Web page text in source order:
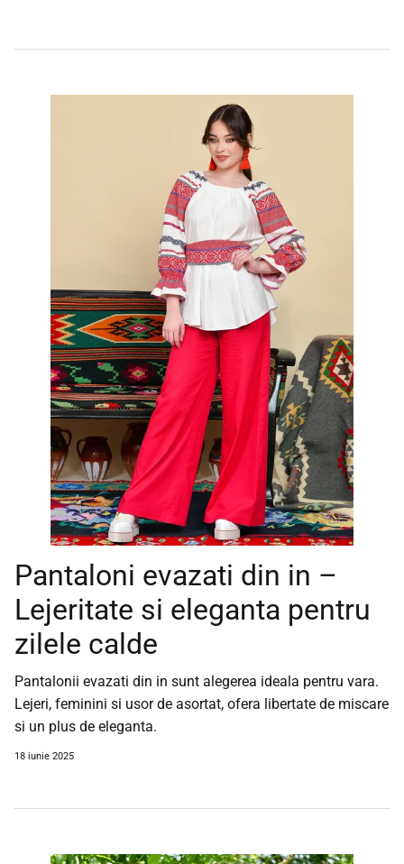
Pantaloni evazati din in –
Lejeritate si eleganta pentru
zilele calde
Pantalonii evazati din in sunt alegerea ideala pentru vara.
Lejeri, feminini si usor de asortat, ofera libertate de miscare
si un plus de eleganta.
18 iunie 2025